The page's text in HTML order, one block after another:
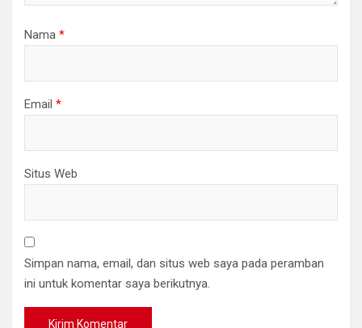
Nama *
Email *
Situs Web
Simpan nama, email, dan situs web saya pada peramban
ini untuk komentar saya berikutnya.